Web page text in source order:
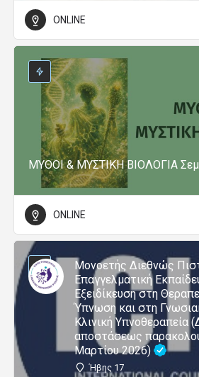
ONLINE
ΜΥΘΟΙ & ΜΥΣΤΙΚΗ ΒΙΟΛΟΓΙΑ
ONLINE
Μονοετής Διεθνώς
Επαγγελματική
Εξειδίκευση στη
Ύπνωση και στη
Κλινική Υπνοθεραπεία
αποστάσεως
Μαρτίου 2026)
Ήβης 17